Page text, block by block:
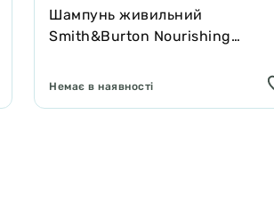
Шампунь живильний
Smith&Burton Nourishing
подвійної шерсті собак 250 мл
Немає в наявності